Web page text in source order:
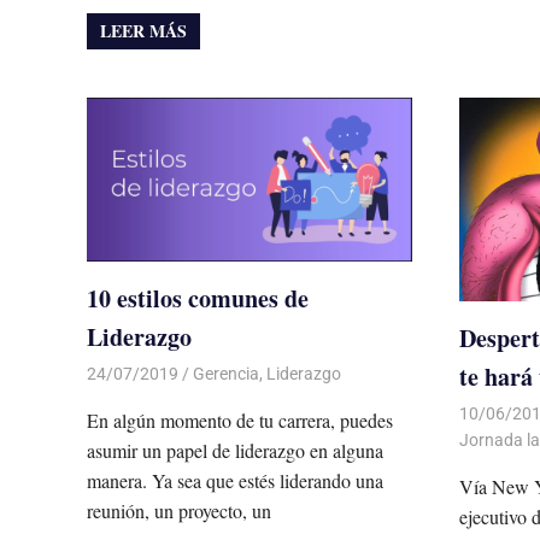
LEER MÁS
10 estilos comunes de
Liderazgo
24/07/2019 De todo un Poco
Gerencia, Liderazgo
En algún momento de tu carrera, puedes
asumir un papel de liderazgo en alguna
manera. Ya sea que estés liderando una
reunión, un proyecto, un
te hará
10/06/
Jornada
Vía New
ejecutivo